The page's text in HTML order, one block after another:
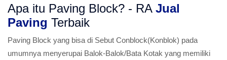
Apa itu Paving Block? - RA Jual
Paving Terbaik
Paving Block yang bisa di Sebut Conblock(Konblok) pada
umumnya menyerupai Balok-Balok/Bata Kotak yang memiliki